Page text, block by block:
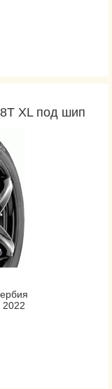
XL под шип
2022